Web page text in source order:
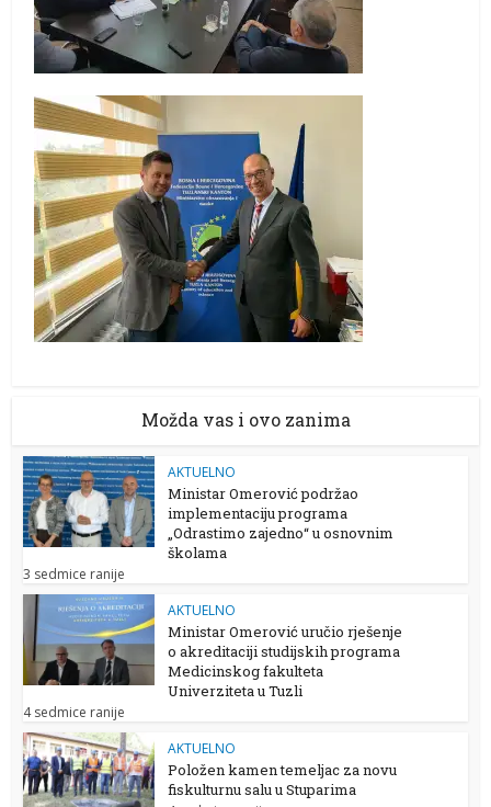
Možda vas i ovo zanima
AKTUELNO
Ministar Omerović podržao
implementaciju programa
„Odrastimo zajedno“ u osnovnim
školama
3 sedmice ranije
AKTUELNO
Ministar Omerović uručio rješenje
o akreditaciji studijskih programa
Medicinskog fakulteta
Univerziteta u Tuzli
4 sedmice ranije
AKTUELNO
Položen kamen temeljac za novu
fiskulturnu salu u Stuparima